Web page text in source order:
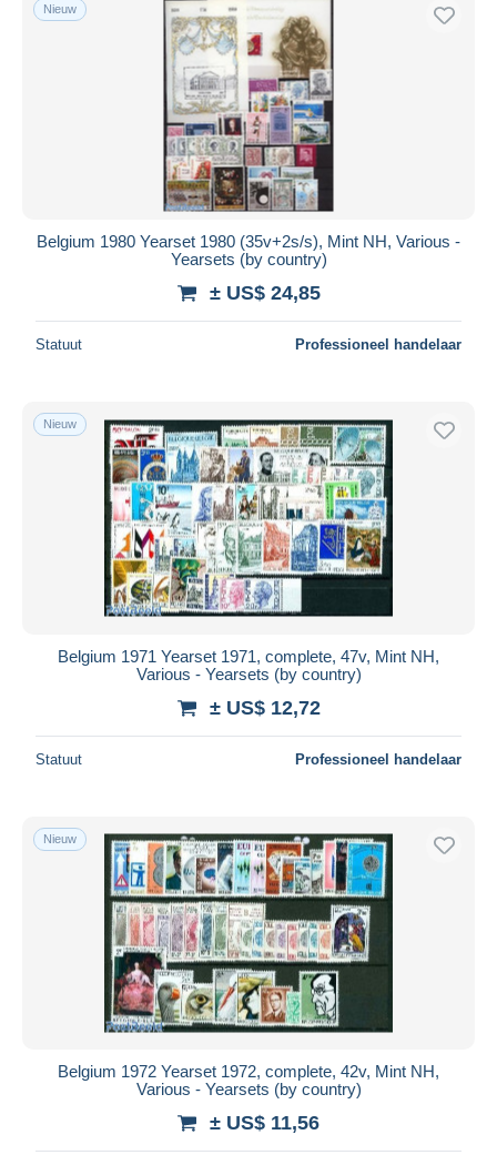
Nieuw
Belgium 1980 Yearset 1980 (35v+2s/s), Mint NH, Various -
Yearsets (by country)
± US$ 24,85
Statuut Professioneel handelaar
Nieuw
Belgium 1971 Yearset 1971, complete, 47v, Mint NH,
Various - Yearsets (by country)
± US$ 12,72
Statuut Professioneel handelaar
Nieuw
Belgium 1972 Yearset 1972, complete, 42v, Mint NH,
Various - Yearsets (by country)
± US$ 11,56